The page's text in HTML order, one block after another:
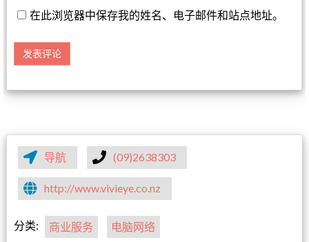
在此浏览器中保存我的姓名、电子邮件和站点地址。
导航 (09)2638303
http://www.vivieye.co.nz
分类: 商业服务 电脑网络